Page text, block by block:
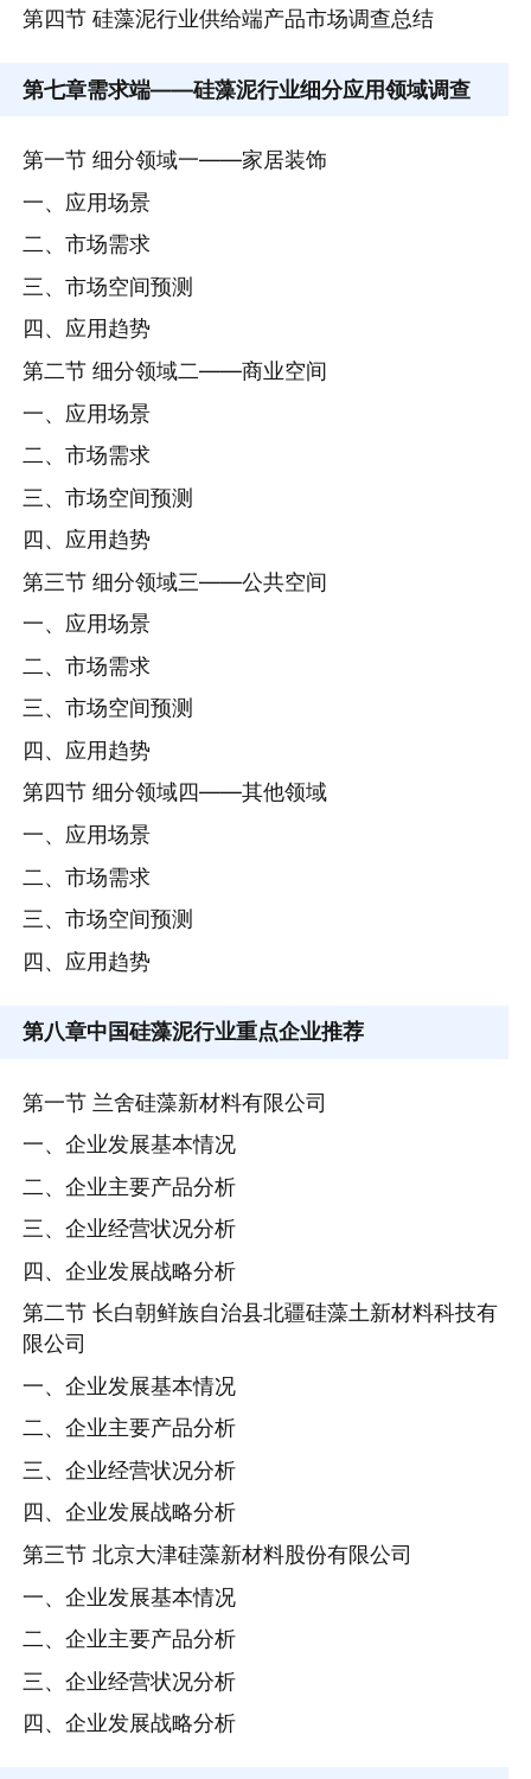
第四节 硅藻泥行业供给端产品市场调查总结
第七章需求端——硅藻泥行业细分应用领域调查
第一节 细分领域一——家居装饰
一、应用场景
二、市场需求
三、市场空间预测
四、应用趋势
第二节 细分领域二——商业空间
一、应用场景
二、市场需求
三、市场空间预测
四、应用趋势
第三节 细分领域三——公共空间
一、应用场景
二、市场需求
三、市场空间预测
四、应用趋势
第四节 细分领域四——其他领域
一、应用场景
二、市场需求
三、市场空间预测
四、应用趋势
第八章中国硅藻泥行业重点企业推荐
第一节 兰舍硅藻新材料有限公司
一、企业发展基本情况
二、企业主要产品分析
三、企业经营状况分析
四、企业发展战略分析
第二节 长白朝鲜族自治县北疆硅藻土新材料科技有
限公司
一、企业发展基本情况
二、企业主要产品分析
三、企业经营状况分析
四、企业发展战略分析
第三节 北京大津硅藻新材料股份有限公司
一、企业发展基本情况
二、企业主要产品分析
三、企业经营状况分析
四、企业发展战略分析